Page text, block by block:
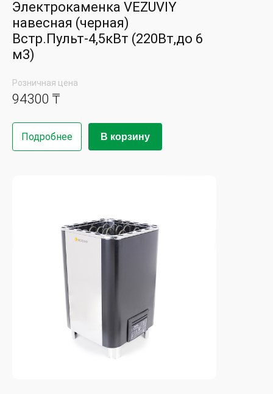
Электрокаменка VEZUVIY
навесная (черная)
Встр.Пульт-4,5кВт (220Вт,до 6
м3)
Розничная цена
94300 ₸
Подробнее В корзину